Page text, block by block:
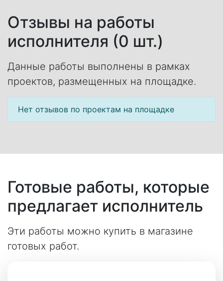
Отзывы на работы
исполнителя (0 шт.)
Данные работы выполнены в рамках
проектов, размещенных на площадке.
Нет отзывов по проектам на площадке
Готовые работы, которые
предлагает исполнитель
Эти работы можно купить в магазине
готовых работ.